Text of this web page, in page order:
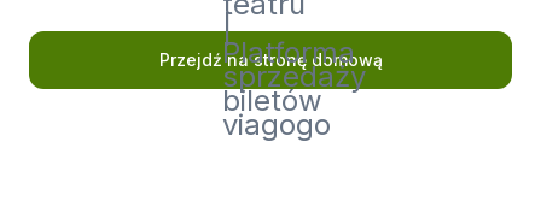
|
Platforma
sprzedaży
biletów
viagogo
Przejdź na stronę domową